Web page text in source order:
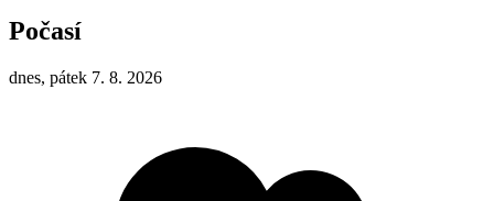
Počasí
dnes, pátek 7. 8. 2026